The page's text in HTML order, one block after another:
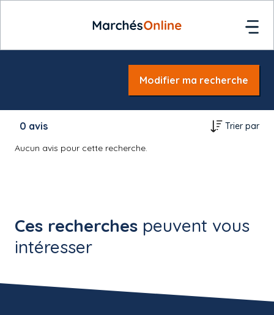
Modifier ma recherche
0 avis Trier par
Aucun avis pour cette recherche.
Ces recherches peuvent vous
intéresser